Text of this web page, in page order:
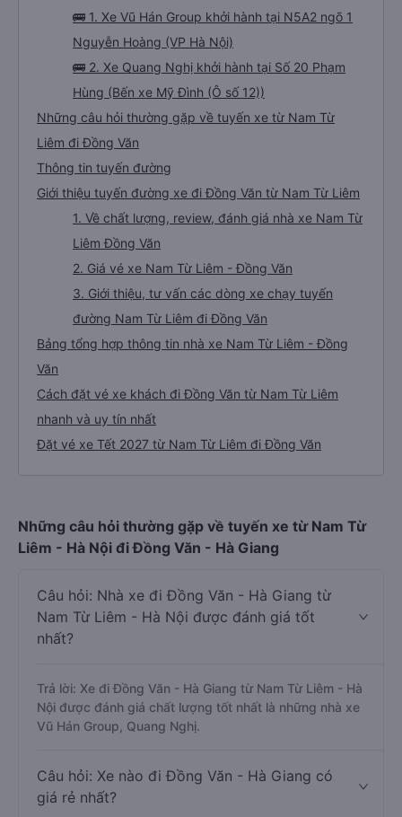
🚌 1. Xe Vũ Hán Group khởi hành tại N5A2 ngõ 1
Nguyễn Hoàng (VP Hà Nội)
🚌 2. Xe Quang Nghị khởi hành tại Số 20 Phạm
Hùng (Bến xe Mỹ Đình (Ô số 12))
Những câu hỏi thường gặp về tuyến xe từ Nam Từ
Liêm đi Đồng Văn
Thông tin tuyến đường
Giới thiệu tuyến đường xe đi Đồng Văn từ Nam Từ Liêm
1. Về chất lượng, review, đánh giá nhà xe Nam Từ
Liêm Đồng Văn
2. Giá vé xe Nam Từ Liêm - Đồng Văn
3. Giới thiệu, tư vấn các dòng xe chạy tuyến
đường Nam Từ Liêm đi Đồng Văn
Bảng tổng hợp thông tin nhà xe Nam Từ Liêm - Đồng
Văn
Cách đặt vé xe khách đi Đồng Văn từ Nam Từ Liêm
nhanh và uy tín nhất
Đặt vé xe Tết 2027 từ Nam Từ Liêm đi Đồng Văn
Những câu hỏi thường gặp về tuyến xe từ Nam Từ
Liêm - Hà Nội đi Đồng Văn - Hà Giang
Câu hỏi: Nhà xe đi Đồng Văn - Hà Giang từ
Nam Từ Liêm - Hà Nội được đánh giá tốt
nhất?
Trả lời: Xe đi Đồng Văn - Hà Giang từ Nam Từ Liêm - Hà
Nội được đánh giá chất lượng tốt nhất là những nhà xe
Vũ Hán Group, Quang Nghị.
Câu hỏi: Xe nào đi Đồng Văn - Hà Giang có
giá rẻ nhất?